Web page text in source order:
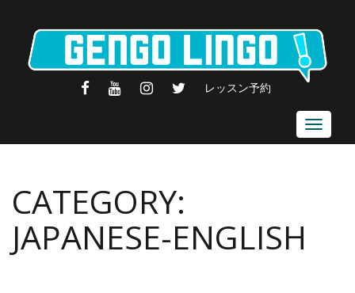
FACEBOOK
YOUTUBEINSTAGRAM
TWITTER
レッスン予約
Toggle
CATEGORY:
JAPANESE-ENGLISH